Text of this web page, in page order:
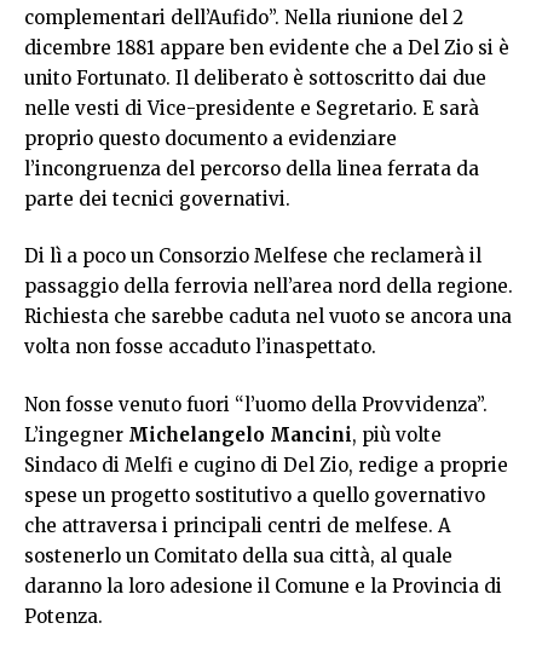
complementari dell’Aufido”. Nella riunione del 2
dicembre 1881 appare ben evidente che a Del Zio si è
unito Fortunato. Il deliberato è sottoscritto dai due
nelle vesti di Vice-presidente e Segretario. E sarà
proprio questo documento a evidenziare
l’incongruenza del percorso della linea ferrata da
parte dei tecnici governativi.
Di lì a poco un Consorzio Melfese che reclamerà il
passaggio della ferrovia nell’area nord della regione.
Richiesta che sarebbe caduta nel vuoto se ancora una
volta non fosse accaduto l’inaspettato.
Non fosse venuto fuori “l’uomo della Provvidenza”.
L’ingegner Michelangelo Mancini, più volte
Sindaco di Melfi e cugino di Del Zio, redige a proprie
spese un progetto sostitutivo a quello governativo
che attraversa i principali centri de melfese. A
sostenerlo un Comitato della sua città, al quale
daranno la loro adesione il Comune e la Provincia di
Potenza.